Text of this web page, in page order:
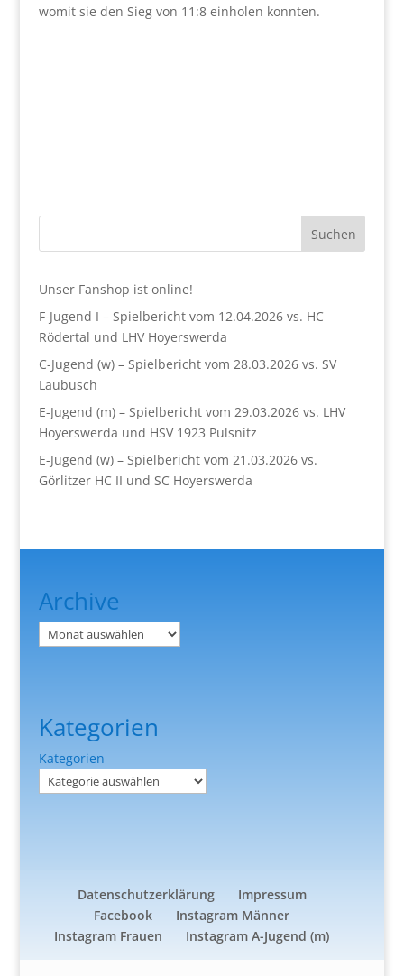
womit sie den Sieg von 11:8 einholen konnten.
Suchen
Unser Fanshop ist online!
F-Jugend I – Spielbericht vom 12.04.2026 vs. HC
Rödertal und LHV Hoyerswerda
C-Jugend (w) – Spielbericht vom 28.03.2026 vs. SV
Laubusch
E-Jugend (m) – Spielbericht vom 29.03.2026 vs. LHV
Hoyerswerda und HSV 1923 Pulsnitz
E-Jugend (w) – Spielbericht vom 21.03.2026 vs.
Görlitzer HC II und SC Hoyerswerda
Archive
Archiv
Kategorien
Kategorien
Datenschutzerklärung
Impressum
Facebook
Instagram Männer
Instagram Frauen
Instagram A-Jugend (m)